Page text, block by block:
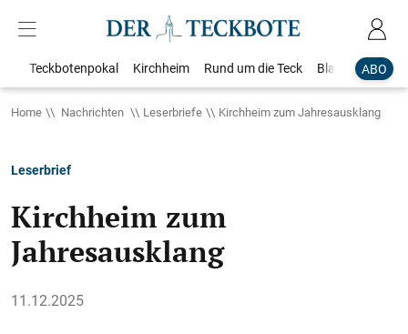
ABO
Teckbotenpokal Kirchheim Rund um die Teck Blaulicht
Home Nachrichten Leserbriefe Kirchheim zum Jahresausklang
Leserbrief
Kirchheim zum
Jahresausklang
11.12.2025